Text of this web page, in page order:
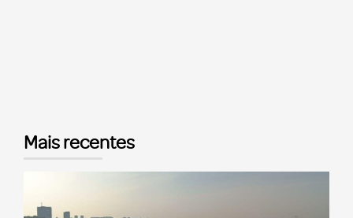
Mais recentes